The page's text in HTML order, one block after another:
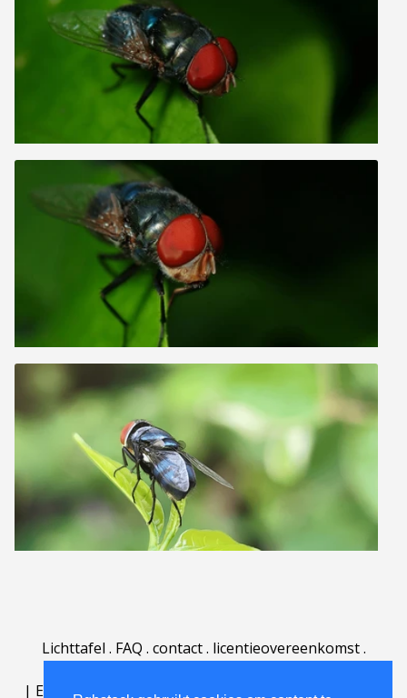
Lichttafel . FAQ . contact. licentieovereenkomst.
| English | Deutsch Español | Português